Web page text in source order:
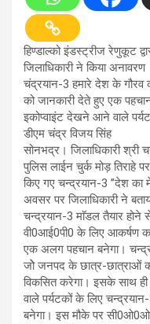
हिण्डाल्को इंडस्ट्रीज रेणुकूट
जिलाधिकारी ने किया अनावरण
चंद्रयान-3 हमारे देश के
को जानकारी देते हुए एक
इकोप्वाइंट देखने आने वाले
डीएम चंद्र विजय सिंह
सोनभद्र। जिलाधिकारी श्री
पुलिस लाईन चुर्क मोड़ तिराहे
किए गए चन्द्रयान-3 ’’देश
अवसर पर जिलाधिकारी ने
चन्द्रयान-3 माॅडल तैयार
वी0आई0पी0 के लिए आकर्षण
एक अलग पहचान बनेगा।
जोे जनपद के छात्र-छात्राओं
विकसित करेगा। इसके साथ
वाले पर्यटकों के लिए
बनेगा। इस मौके पर